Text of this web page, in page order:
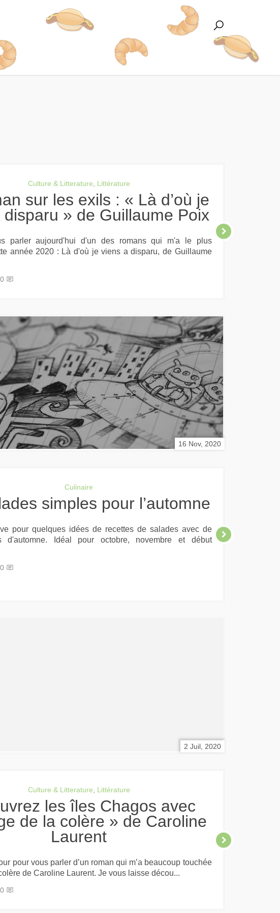
Culture & Litterature Littérature
disparu » de Guillaume Poix
parler aujourd'hui d'un des romans qui m'a le plus
année 2020 : Là d'où je viens a disparu, de Guillaume
0
16 Nov, 2020
Culinaire
simples pour l’automne
pour quelques idées de recettes de salades avec de
d'automne. Idéal pour octobre, novembre et début
0
2 Juil, 2020
Culture & Litterature Littérature
de la colère » de Caroline
Laurent
pour vous parler d’un roman qui m’a beaucoup touchée
de Caroline Laurent. Je vous laisse décou...
0